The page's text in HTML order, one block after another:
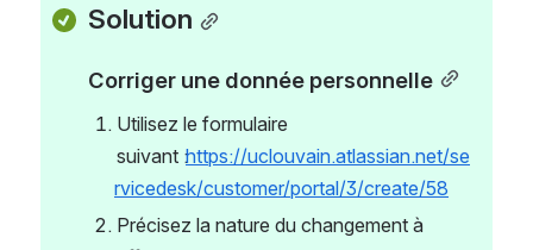
Solution
Corriger une donnée personnelle
Utilisez le formulaire
suivant :https://uclouvain.atlassian.net/se
rvicedesk/customer/portal/3/create/58
Précisez la nature du changement à